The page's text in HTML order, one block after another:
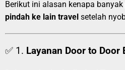
Berikut ini alasan kenapa
pindah ke lain travel setelah
✅ 1. Layanan Door to Door